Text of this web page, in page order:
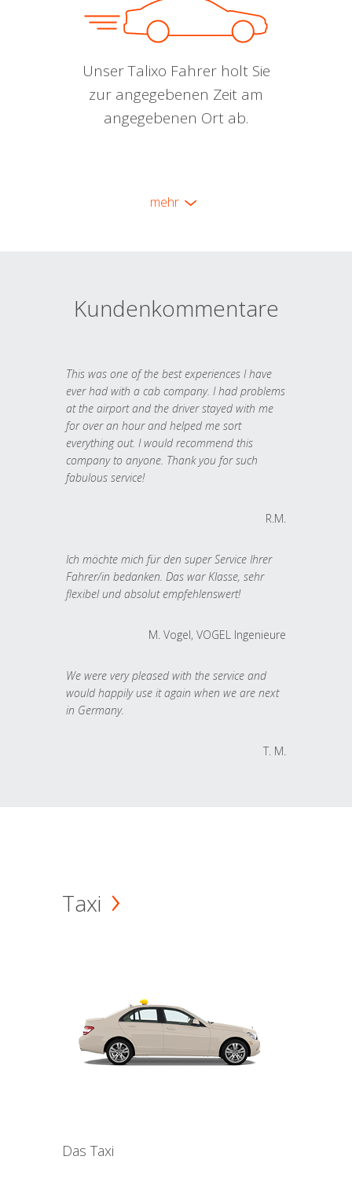
Unser Talixo Fahrer holt Sie
zur angegebenen Zeit am
angegebenen Ort ab.
mehr
Kundenkommentare
This was one of the best experiences I have
ever had with a cab company. I had problems
at the airport and the driver stayed with me
for over an hour and helped me sort
everything out. I would recommend this
company to anyone. Thank you for such
fabulous service!
R.M.
Ich möchte mich für den super Service Ihrer
Fahrer/in bedanken. Das war Klasse, sehr
flexibel und absolut empfehlenswert!
M. Vogel, VOGEL Ingenieure
We were very pleased with the service and
would happily use it again when we are next
in Germany.
T. M.
Taxi
Das Taxi